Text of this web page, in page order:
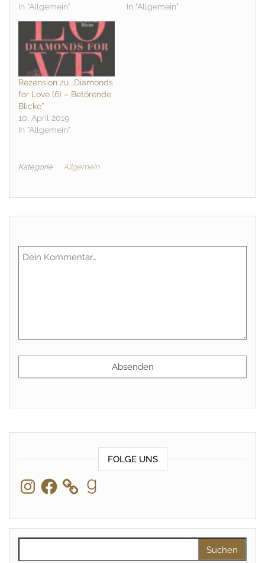
In "Allgemein"
In "Allgemein"
Rezension zu „Diamonds
for Love (6) – Betörende
Blicke”
10. April 2019
In "Allgemein"
Kategorie Allgemein
FOLGE UNS
InstagramFacebook Goodreads